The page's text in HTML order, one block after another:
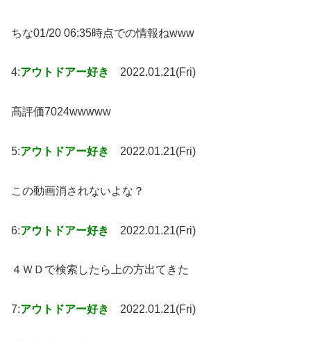
ちな01/20 06:35時点での情報ねwww
4:アウトドアー好き 2022.01.21(Fri)
高評価7024wwwww
5:アウトドアー好き 2022.01.21(Fri)
この動画消されないよな？
6:アウトドアー好き 2022.01.21(Fri)
４ＷＤで検索したら上の方出てきた
7:アウトドアー好き 2022.01.21(Fri)